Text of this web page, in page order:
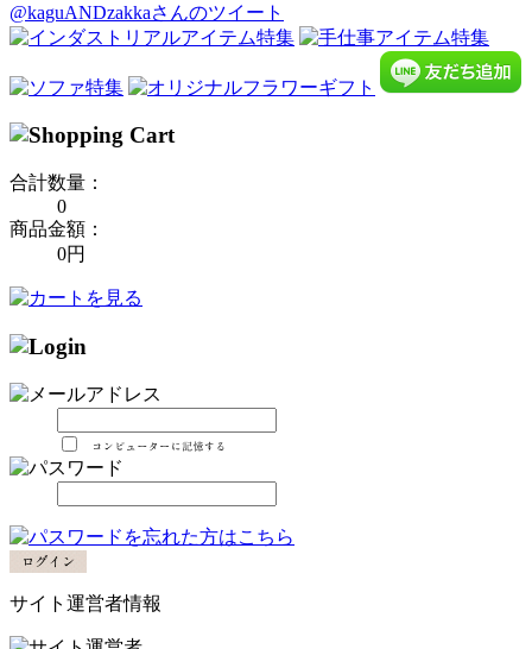
@kaguANDzakkaさんのツイート
合計数量：
0
商品金額：
0円
サイト運営者情報